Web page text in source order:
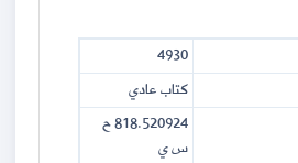
4930
كتاب عادي
818.520924 ح
س ي